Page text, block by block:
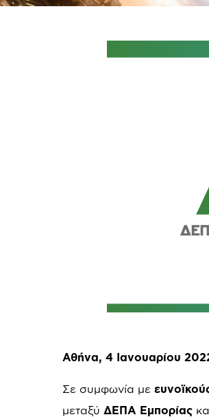
Αθήνα, 4 Ιανουαρίου
Σε συμφωνία με
μεταξύ ΔΕΠΑ Εμπορίας